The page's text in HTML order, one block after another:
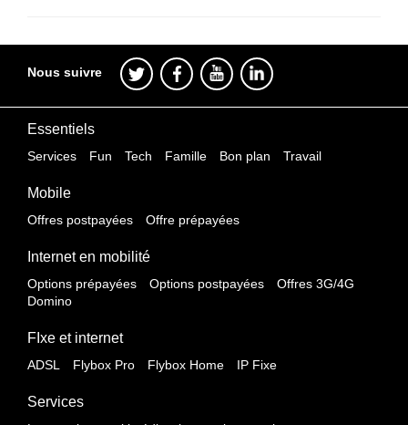
Nous suivre
Essentiels
Services Fun Tech Famille Bon plan Travail
Mobile
Offres postpayées Offre prépayées
Internet en mobilité
Options prépayées Options postpayées
Offres 3G/4G
Domino
FIxe et internet
ADSL Flybox Pro Flybox Home IP Fixe
Services